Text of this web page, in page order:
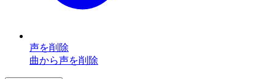
声を削除
曲から声を削除